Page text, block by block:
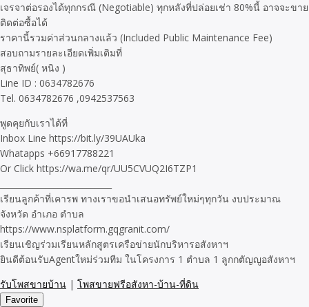
เจรจาต่อรองได้ทุกกรณี (Negotiable) ทุกหลังที่ปล่อยเช่า 80%นี้ อาจจะขาย
ติดต่อซื้อได้
ราคานี้รวมค่าส่วนกลางแล้ว (Included Public Maintenance Fee)
สอบถามรายละเอียดเพิ่มเติมที่
สุธาทิพย์( หนิง )
Line ID : 0634782676
Tel. 0634782676 ,0942537563
พูดคุยกับเราได้ที่
Inbox Line https://bit.ly/39UAUka
Whatapps +66917788221
Or Click https://wa.me/qr/UU5CVUQ2I6TZP1
เรียนลูกค้าที่เคารพ ทางเราขอนำเสนอทรัพย์ใหม่ๆทุกวัน งบประมาณ
จังหวัด อำเภอ ตำบล
https://www.nsplatform.gqgranit.com/
เรียนเชิญร่วมเรียนหลักสูตรเครือข่ายนักบริหารอสังหาฯ
ยินดีต้อนรับAgentใหม่ร่วมทีม ในโครงการ 1 ตำบล 1 ลูกกตัญญูอสังหาฯ
รับโพสขายบ้าน | โพสขายฟรีอสังหา-บ้าน-ที่ดิน
Favorite